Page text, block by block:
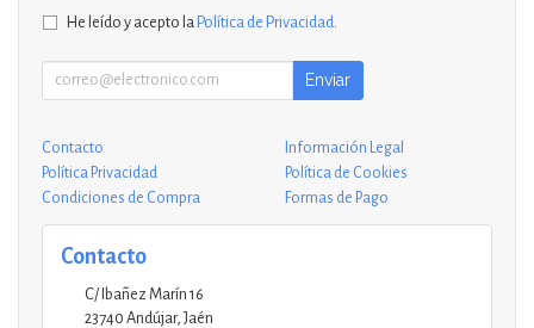
He leído y acepto la Política de Privacidad
Enviar
Contacto
Información Legal
Política Privacidad
Política de Cookies
Condiciones de Compra
Formas de Pago
Contacto
C/ Ibañez Marín 16
23740 Andújar, Jaén